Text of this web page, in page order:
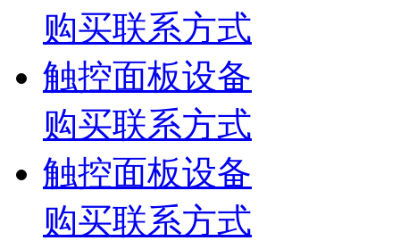
购买联系方式
触控面板设备
购买联系方式
触控面板设备
购买联系方式